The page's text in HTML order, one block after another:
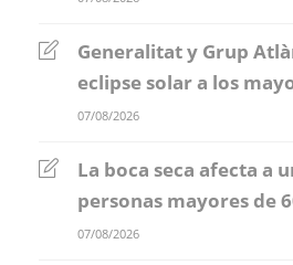
Generalitat y Grup
eclipse solar a los
07/08/2026
La boca seca afecta a
personas mayores de
07/08/2026